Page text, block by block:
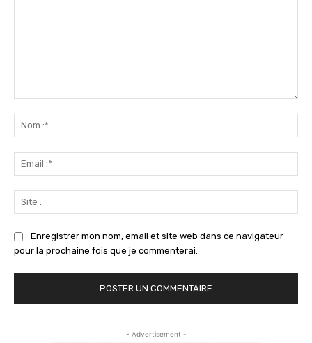
Enregistrer mon nom, email et site web dans ce navigateur
pour la prochaine fois que je commenterai.
- Advertisement -